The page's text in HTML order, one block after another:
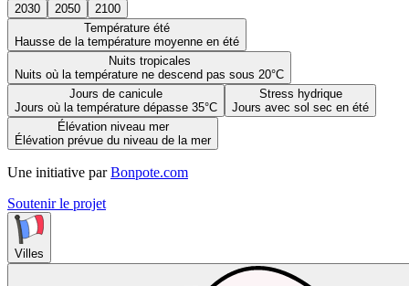
2030 2050
2100
Température été
Hausse de la température moyenne en été
Nuits tropicales
Nuits où la température ne descend pas sous 20°C
Jours de canicule
Jours où la température dépasse 35°C
Stress hydrique
Jours avec sol sec en été
Élévation niveau mer
Élévation prévue du niveau de la mer
Une initiative par Bonpote.com
Soutenir le projet
Villes